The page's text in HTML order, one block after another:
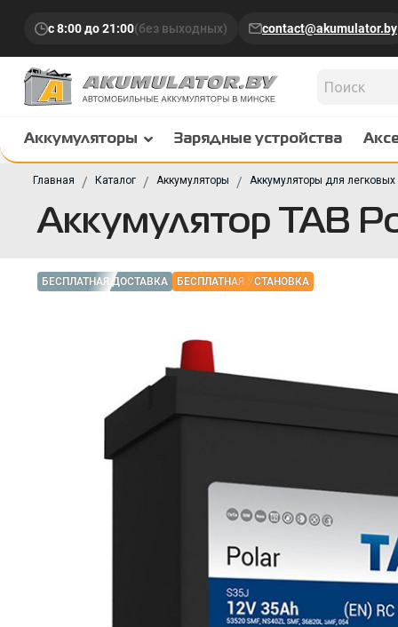
с 8:00 до 21:00(без выходных) contact@akumulator.by
Аккумуляторы Зарядные устройства
Главная Каталог Аккумуляторы Аккумуляторы для
Аккумулятор TAB
БЕСПЛАТНАЯ ДОСТАВКА БЕСПЛАТНАЯ УСТАНОВКА